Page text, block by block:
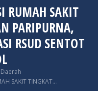
windowwindowwindowwindowwindow
RUMAH SAKIT
PARIPURNA,
RSUD SENTOT
SAKIT TINGKAT…